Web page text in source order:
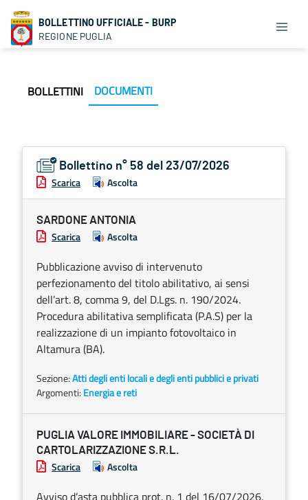
BOLLETTINO UFFICIALE - BURP
REGIONE PUGLIA
BOLLETTINI DOCUMENTI
Bollettino n° 58 del 23/07/2026
Scarica Ascolta
SARDONE ANTONIA
Scarica Ascolta
Pubblicazione avviso di intervenuto
perfezionamento del titolo abilitativo, ai sensi
dell’art. 8, comma 9, del D.Lgs. n. 190/2024.
Procedura abilitativa semplificata (P.A.S) per la
realizzazione di un impianto fotovoltaico in
Altamura (BA).
Sezione:Atti degli enti locali e degli enti pubblici e privati
Argomenti: Energia e reti
PUGLIA VALORE IMMOBILIARE - SOCIETÀ DI
CARTOLARIZZAZIONE S.R.L.
Scarica Ascolta
Avviso d’asta pubblica prot. n. 1 del 16/07/2026.